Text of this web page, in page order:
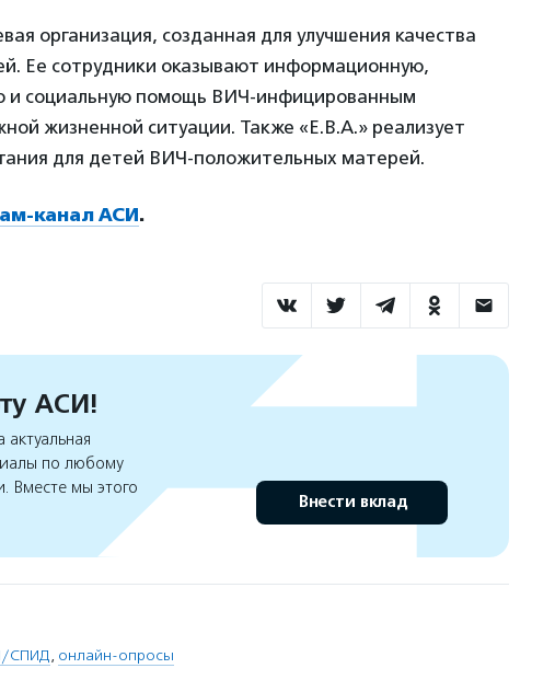
организация, созданная для улучшения качества
Ее сотрудники оказывают информационную,
и социальную помощь ВИЧ-инфицированным
жизненной ситуации. Также «Е.В.А.» реализует
для детей ВИЧ-положительных матерей.
канал АСИ.
АСИ!
по любому
Вместе мы этого
Внести вклад
СПИД, онлайн-опросы